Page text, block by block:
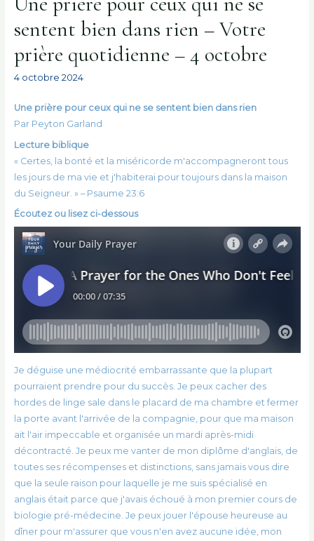
sentent bien dans rien – Votre
prière quotidienne – 4 octobre
4 octobre 2024
Une prière pour ceux qui ne se sentent bien dans rien
Par Peyton Garland
Lecture biblique
« Certes, la bonté et la miséricorde m'accompagneront tous
les jours de ma vie et j'habiterai pour toujours dans la maison
du Seigneur. » – Psaume 23:6
Écoutez ou lisez ci-dessous
Je déguise une médiocrité embarrassante que la plupart
pourraient prendre pour du succès. Je peux cacher des
hordes de linge sale dans le placard de ma chambre et fermer
la porte avant l'arrivée de la compagnie, pour que ma maison
ait l'air impeccable et organisée un mardi après-midi
décontracté. Je peux me vanter de mon diplôme d'anglais, de
toutes ses récompenses et distinctions, sans jamais vous dire
que la seule raison pour laquelle je me suis spécialisé en
anglais était parce que j'avais échoué à mon premier cours de
biologie pré-médecine. Je peux jouer l'épouse heureuse au
dîner pour m'assurer que vous n'en avez aucune idée, mon